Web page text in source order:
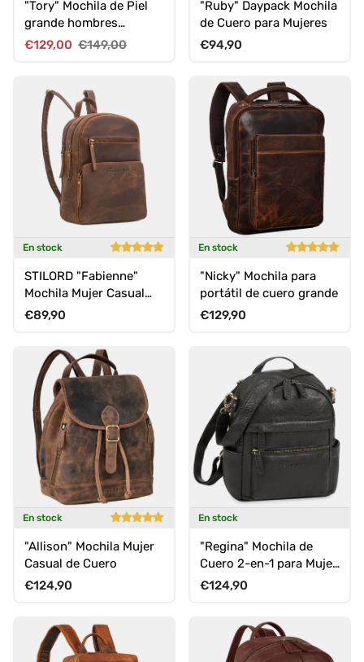
"Tory" Mochila de Piel
grande hombres
mujeres
Precio de venta
€129,00 Precio normal
€149,00
"Ruby" Daypack Mochila
de Cuero para Mujeres
Precio normal
€94,90
En stock
STILORD "Fabienne"
Mochila Mujer Casual
Pequeña
Precio normal
€89,90
En stock
"Nicky" Mochila para
portátil de cuero grande
Precio normal
€129,90
En stock
"Allison" Mochila Mujer
Casual de Cuero
Precio normal
€124,90
En stock
"Regina" Mochila de
Cuero 2-en-1 para Mujer
Pequeña Bolso y
Precio normal
€124,90